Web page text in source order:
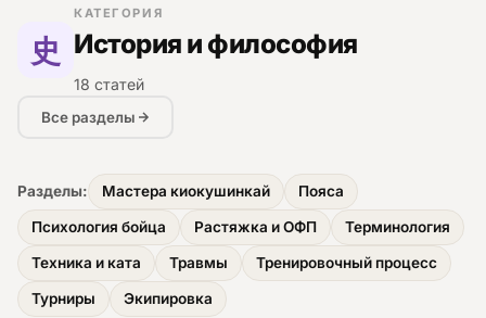
Популярное
История и философия
Мастера киокушинкай
史
КАТЕГОРИЯ
История и философия
18 статей
Все разделы
Разделы: Мастера киокушинкай Пояса
Психология бойца Растяжка и ОФП Терминология
Техника и ката Травмы Тренировочный процесс
Турниры Экипировка